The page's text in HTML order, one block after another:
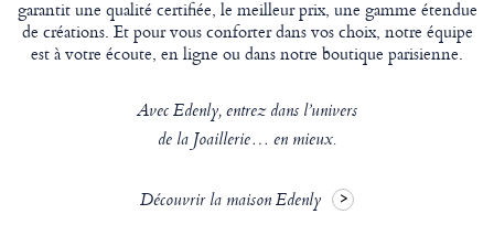
garantit une qualité certifiée, le meilleur prix, une gamme étendue
de créations. Et pour vous conforter dans vos choix, notre équipe
est à votre écoute, en ligne ou dans notre boutique parisienne.
Avec Edenly, entrez dans l’univers
de la Joaillerie… en mieux.
Découvrir la maison Edenly